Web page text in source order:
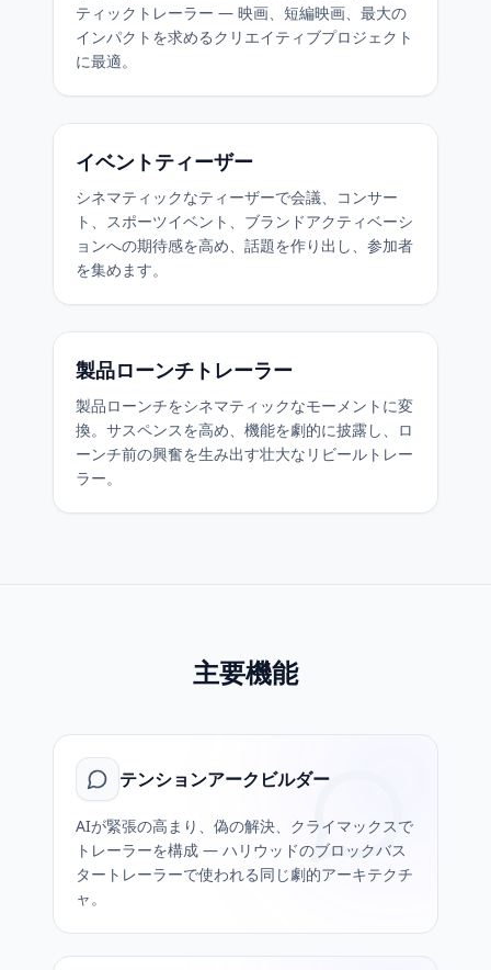
ティックトレーラー — 映画、短編映画、最大の
インパクトを求めるクリエイティブプロジェクト
に最適。
イベントティーザー
シネマティックなティーザーで会議、コンサー
ト、スポーツイベント、ブランドアクティベーシ
ョンへの期待感を高め、話題を作り出し、参加者
を集めます。
製品ローンチトレーラー
製品ローンチをシネマティックなモーメントに変
換。サスペンスを高め、機能を劇的に披露し、ロ
ーンチ前の興奮を生み出す壮大なリビールトレー
ラー。
主要機能
テンションアークビルダー
AIが緊張の高まり、偽の解決、クライマックスで
トレーラーを構成 — ハリウッドのブロックバス
タートレーラーで使われる同じ劇的アーキテクチ
ャ。